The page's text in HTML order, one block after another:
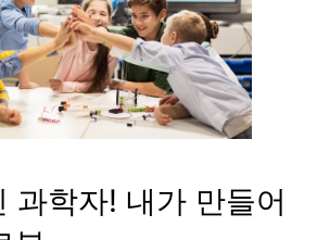
과학자! 내가 만들어